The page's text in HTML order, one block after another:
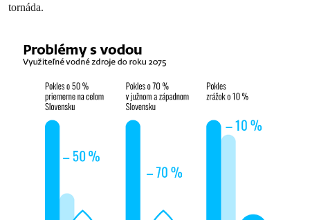
tornáda.